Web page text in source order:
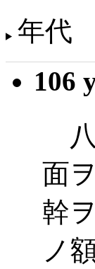
年代
106
八
面
幹
ノ